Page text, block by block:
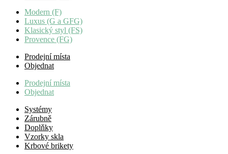
Modern (F)
Luxus (G a GFG)
Klasický styl (FS)
Provence (FG)
Prodejní místa
Objednat
Prodejní místa
Objednat
Systémy
Zárubně
Doplňky
Vzorky skla
Krbové brikety